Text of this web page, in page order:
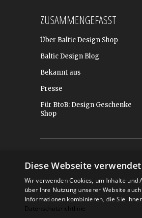
ZUSAMMENGEFASST
Über Baltic Design Shop
Baltic Design Blog
Bekannt aus
Presse
Für BtoB: Design Geschenke
Shop
Diese Webseite
Wir verwenden Cookies, um Inhalte
über Ihre Nutzung unserer Website
Informationen kombinieren, die Sie
Datenschutzrichtlinie